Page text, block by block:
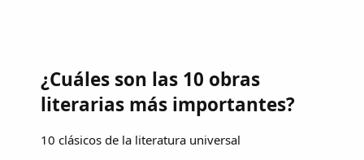
¿Cuáles son las 10 obras
literarias más importantes?
10 clásicos de la literatura universal